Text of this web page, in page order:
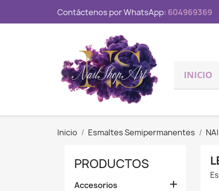
Contáctenos por WhatsApp: 604969369
INICIO
Inicio Esmaltes Semipermanentes
PRODUCTOS
Accesorios 